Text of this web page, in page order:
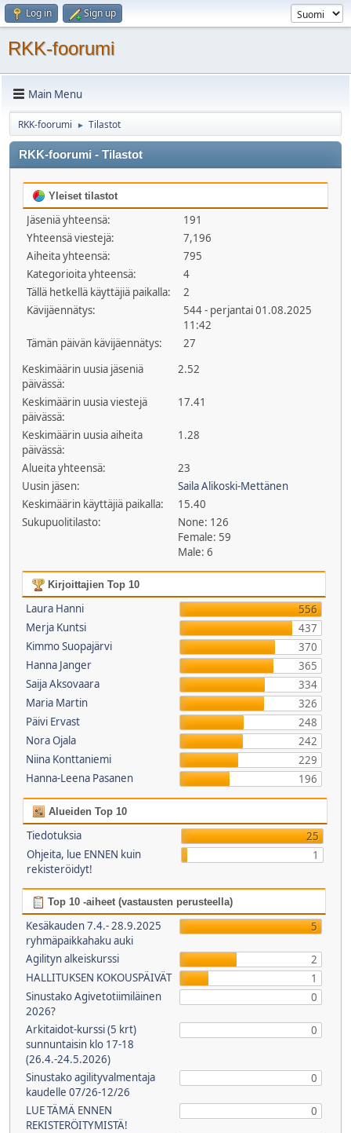
Log in Sign up
RKK-foorumi
Main Menu
RKK-foorumi ► Tilastot
RKK-foorumi - Tilastot
Yleiset tilastot
Jäseniä yhteensä:
191
Yhteensä viestejä:
7,196
Aiheita yhteensä:
795
Kategorioita yhteensä:
4
Tällä hetkellä käyttäjiä paikalla:
2
Kävijäennätys:
544 - perjantai 01.08.2025
11:42
Tämän päivän kävijäennätys:
27
Keskimäärin uusia jäseniä
päivässä:
2.52
Keskimäärin uusia viestejä
päivässä:
17.41
Keskimäärin uusia aiheita
päivässä:
1.28
Alueita yhteensä:
23
Uusin jäsen:
Saila Alikoski-Mettänen
Keskimäärin käyttäjiä paikalla:
15.40
Sukupuolitilasto:
None: 126
Female: 59
Male: 6
Kirjoittajien Top 10
Laura Hanni
556
Merja Kuntsi
437
Kimmo Suopajärvi
370
Hanna Janger
365
Saija Aksovaara
334
Maria Martin
326
Päivi Ervast
248
Nora Ojala
242
Niina Konttaniemi
229
Hanna-Leena Pasanen
196
Alueiden Top 10
Tiedotuksia
25
Ohjeita, lue ENNEN kuin
rekisteröidyt!
1
Top 10 -aiheet (vastausten perusteella)
Kesäkauden 7.4.- 28.9.2025
ryhmäpaikkahaku auki
5
Agilityn alkeiskurssi
2
HALLITUKSEN KOKOUSPÄIVÄT
1
Sinustako Agivetotiimiläinen
2026?
0
Arkitaidot-kurssi (5 krt)
sunnuntaisin klo 17-18
(26.4.-24.5.2026)
0
Sinustako agilityvalmentaja
kaudelle 07/26-12/26
0
LUE TÄMÄ ENNEN
REKISTERÖITYMISTÄ!
0